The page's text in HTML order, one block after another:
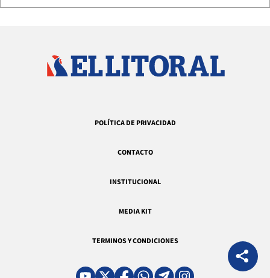
POLÍTICA DE PRIVACIDAD
CONTACTO
INSTITUCIONAL
MEDIA KIT
TERMINOS Y CONDICIONES